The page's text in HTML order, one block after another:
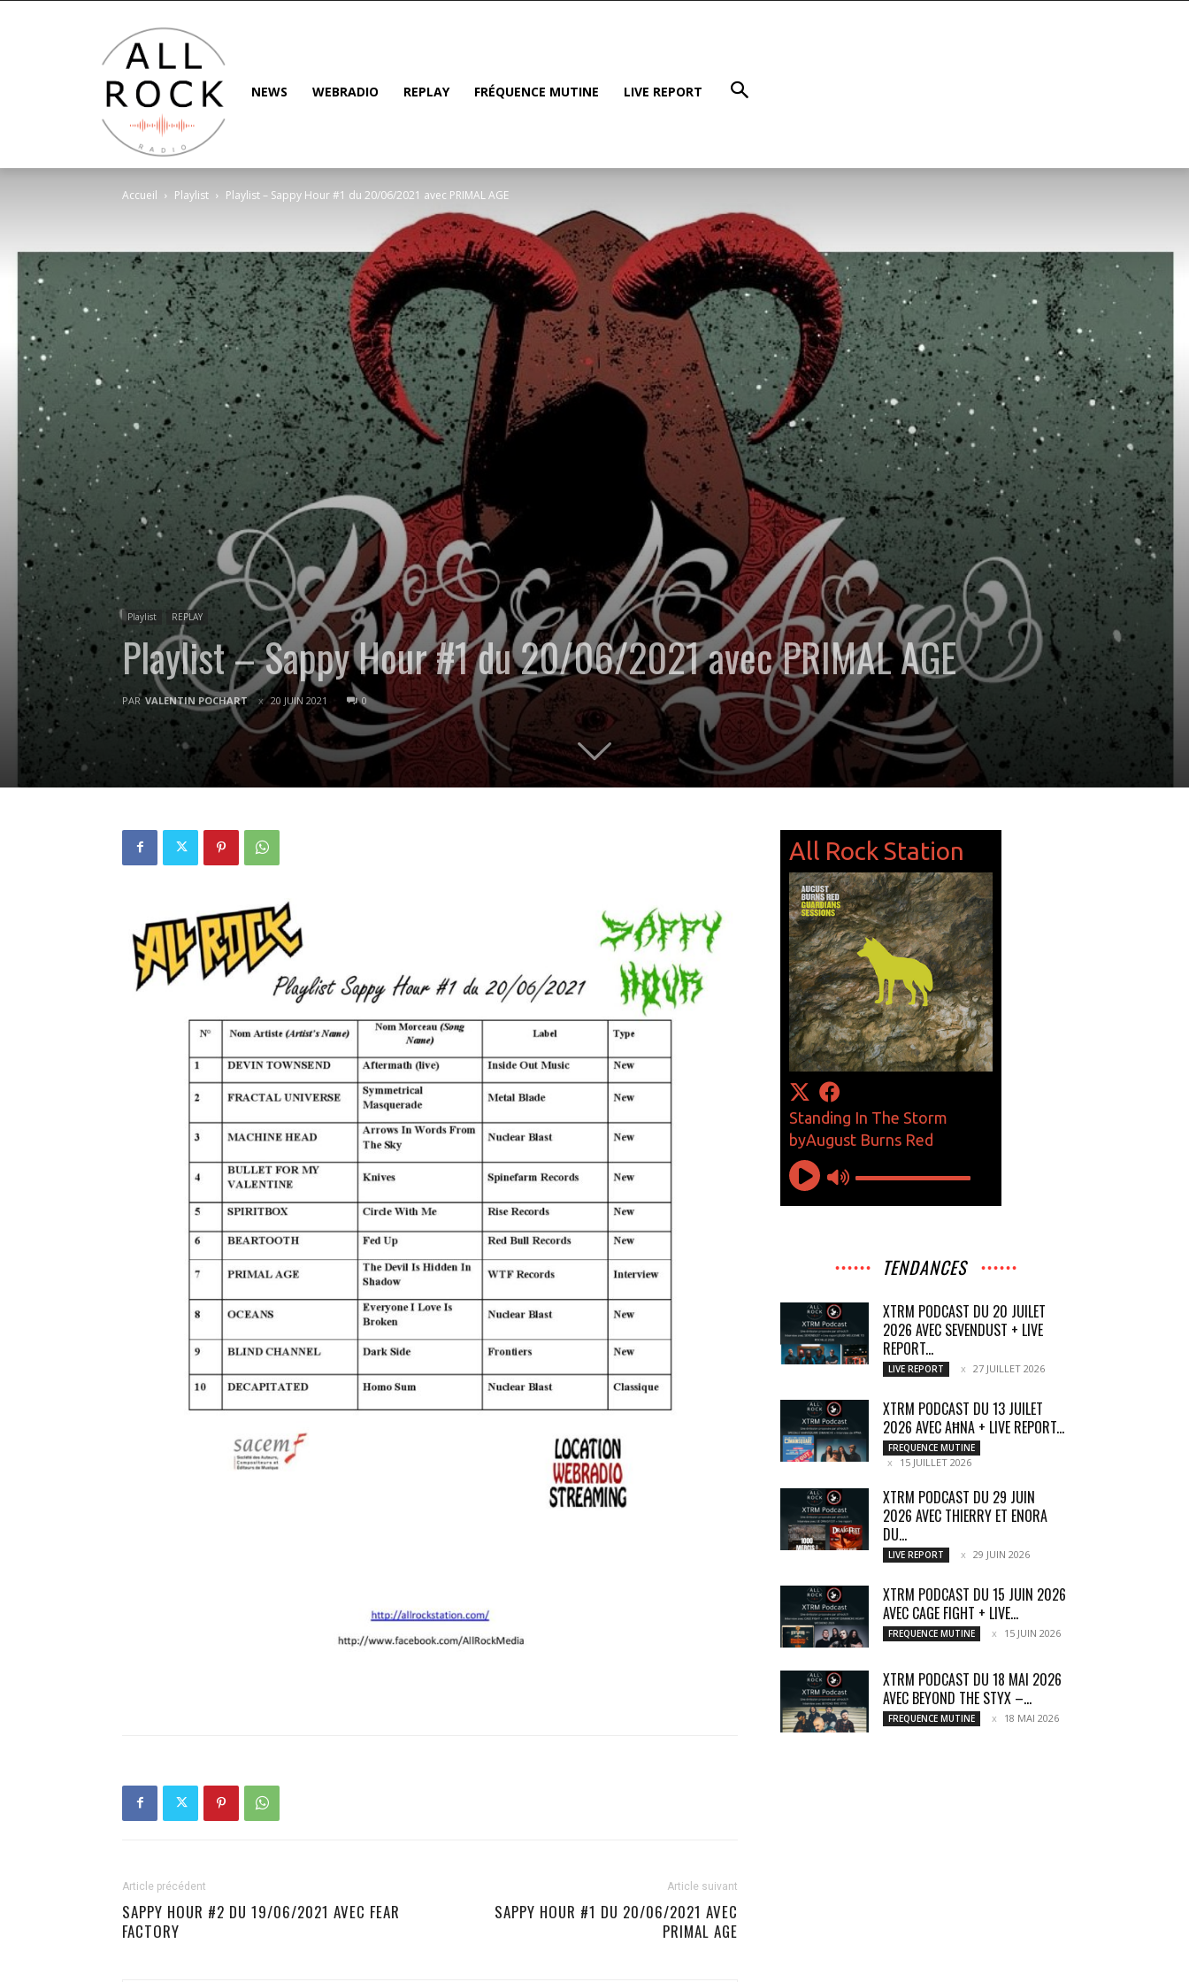
NEWS WEBRADIO REPLAY FRÉQUENCE MUTINE LIVE REPORT
Accueil Playlist Playlist – Sappy Hour #1 du 20/06/2021 avec PRIMAL AGE
Playlist REPLAY
Playlist – Sappy Hour #1 du 20/06/2021 avec PRIMAL AGE
PAR VALENTIN POCHART 20 JUIN 2021 0
Article précédent
SAPPY HOUR #2 DU 19/06/2021 AVEC FEAR
FACTORY
Article suivant
SAPPY HOUR #1 DU 20/06/2021 AVEC
PRIMAL AGE
TENDANCES
XTRM PODCAST DU 20 JUILET
2026 AVEC SEVENDUST + LIVE
REPORT...
LIVE REPORT 27 JUILLET 2026
XTRM PODCAST DU 13 JUILET
2026 AVEC AĦNA + LIVE REPORT...
FREQUENCE MUTINE
15 JUILLET 2026
XTRM PODCAST DU 29 JUIN
2026 AVEC THIERRY ET ENORA
DU...
LIVE REPORT 29 JUIN 2026
XTRM PODCAST DU 15 JUIN 2026
AVEC CAGE FIGHT + LIVE...
FREQUENCE MUTINE 15 JUIN 2026
XTRM PODCAST DU 18 MAI 2026
AVEC BEYOND THE STYX –...
FREQUENCE MUTINE 18 MAI 2026